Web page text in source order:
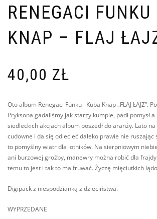
RENEGACI
KNAP – FLAJ
40,00 ZŁ
Oto album Renegaci Funku i Kuba Knap „FLAJ ŁAJZ”.
Pryksona gadaliśmy jak starzy kumple, padł pomysł
siedleckich akcjach album poszedł do aranży. Lato
cudowne i da się odlecieć daleko prawie nie ruszając
to pomyślny wiatr dla lotników. Na sierpniowym
ani burzowej groźby, manewry można robić dla
temu to jest i tak to ma fruwać. Życzę mięciutkich
Digipack z niespodzianką z dzieciństwa.
WYPRZEDANE